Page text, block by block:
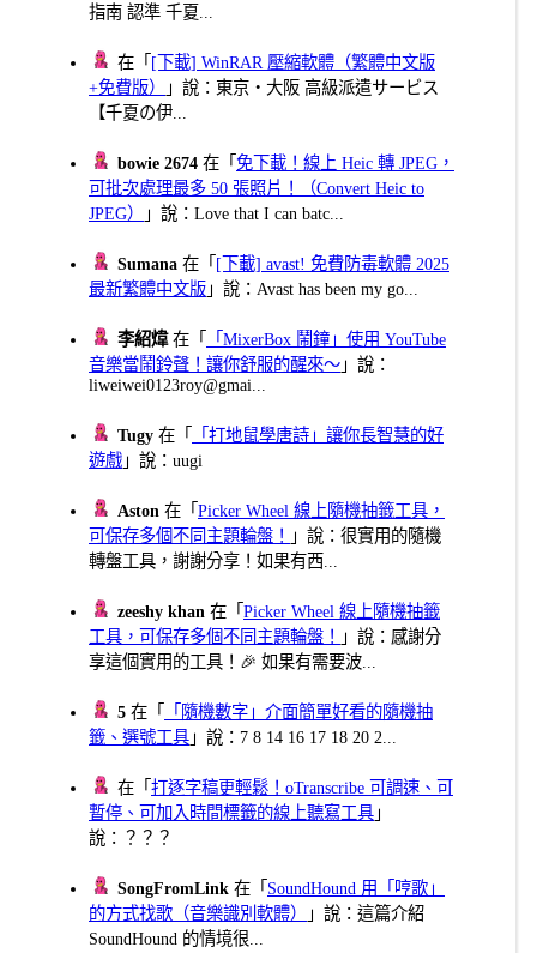
指南 認準 千夏...
在「 [下載] WinRAR 壓縮軟體（繁體中文版
+免費版）
」說：東京・大阪 高級派遣サービス
【千夏の伊...
bowie 2674 在「免下載！線上 Heic 轉 JPEG，
可批次處理最多 50 張照片！（Convert Heic to
JPEG）
」說：Love that I can batc...
Sumana 在「 [下載] avast! 免費防毒軟體 2025
最新繁體中文版 」說：Avast has been my go...
李紹煒在「
「MixerBox 鬧鐘」使用 YouTube
音樂當鬧鈴聲！讓你舒服的醒來～ 」說：
liweiwei0123roy@gmai...
Tugy 在「
「打地鼠學唐詩」讓你長智慧的好
遊戲 」說：uugi
Aston 在「Picker Wheel 線上隨機抽籤工具，
可保存多個不同主題輪盤！
」說：很實用的隨機
轉盤工具，謝謝分享！如果有西...
zeeshy khan 在「Picker Wheel 線上隨機抽籤
工具，可保存多個不同主題輪盤！
」說：感謝分
享這個實用的工具！🎉 如果有需要波...
5 在「
「隨機數字」介面簡單好看的隨機抽
籤、選號工具 」說：7 8 14 16 17 18 20 2...
在「打逐字稿更輕鬆！oTranscribe 可調速、可
暫停、可加入時間標籤的線上聽寫工具 」
說：？？？
SongFromLink 在「 SoundHound 用「哼歌」
的方式找歌（音樂識別軟體）
」說：這篇介紹
SoundHound 的情境很...